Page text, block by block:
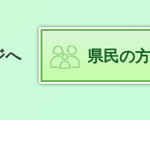
へ 県民の